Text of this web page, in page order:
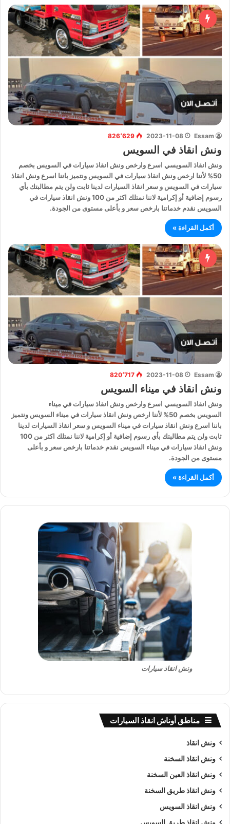
Essam
2023-11-08 826٬629
ونش انقاذ في السويس
ونش انقاذ السويسي اسرع وارخص ونش انقاذ سيارات في السويس بخصم
50% لأننا ارخص ونش انقاذ سيارات في السويس ونتميز باننا اسرع ونش انقاذ
سيارات في السويس و سعر انقاذ السيارات لدينا ثابت ولن يتم مطالبتك بأي
رسوم إضافية أو إكرامية لاننا نمتلك اكثر من 100 ونش انقاذ سيارات في
السويس نقدم خدماتنا بارخص سعر و بأعلى مستوى من الجودة.
أكمل القراءة »
Essam
2023-11-08 820٬717
ونش انقاذ في ميناء السويس
ونش انقاذ السويسي اسرع وارخص ونش انقاذ سيارات في ميناء
السويس بخصم 50% لأننا ارخص ونش انقاذ سيارات في ميناء السويس ونتميز
باننا اسرع ونش انقاذ سيارات في ميناء السويس و سعر انقاذ السيارات لدينا
ثابت ولن يتم مطالبتك بأي رسوم إضافية أو إكرامية لاننا نمتلك اكثر من 100
ونش انقاذ سيارات في ميناء السويس نقدم خدماتنا بارخص سعر و بأعلى
مستوى من الجودة.
أكمل القراءة »
ونش انقاذ سيارات
مناطق أوناش انقاذ السيارات
ونش انقاذ
ونش انقاذ السخنة
ونش انقاذ العين السخنة
ونش انقاذ طريق السخنة
ونش انقاذ السويس